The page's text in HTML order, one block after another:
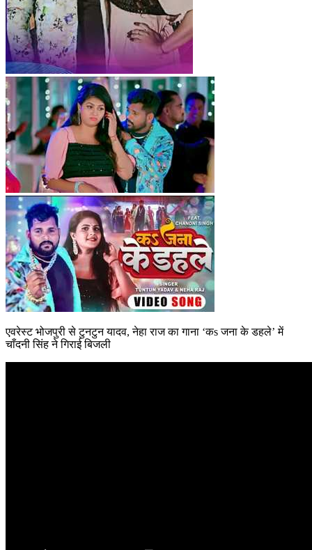
एवरेस्ट भोजपुरी से टुनटुन यादव, नेहा राज का गाना ‘कs जना के डहले’ में
चाँदनी सिंह ने गिराई बिजली